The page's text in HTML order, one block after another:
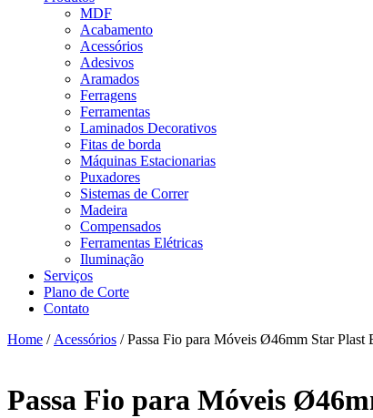
MDF
Acabamento
Acessórios
Adesivos
Aramados
Ferragens
Ferramentas
Laminados Decorativos
Fitas de borda
Máquinas Estacionarias
Puxadores
Sistemas de Correr
Madeira
Compensados
Ferramentas Elétricas
Iluminação
Serviços
Plano de Corte
Contato
Home / Acessórios / Passa Fio para Móveis Ø46mm Star Plast
Passa Fio para Móveis